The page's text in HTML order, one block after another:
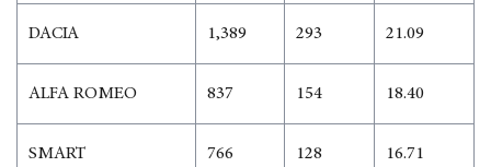
DACIA 1,389 293 21.09
ALFA ROMEO 837 154 18.40
SMART 766 128 16.71